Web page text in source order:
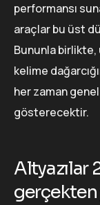
performansı
araçlar bu üst
Bununla
kelime
her zaman
gösterecektir.
Altyazılar
gerçekten